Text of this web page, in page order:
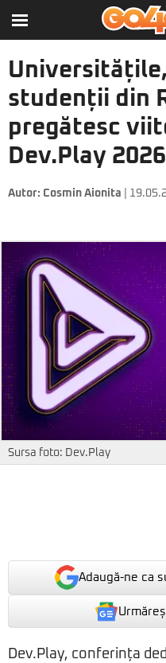
studenții din
pregătesc
Dev.Play 2026
Autor: Cosmin Aionita |
Sursa foto: Dev.Play
Adaugă-ne ca
Dev.Play, conferința